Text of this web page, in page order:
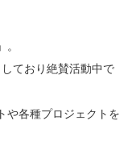
ており絶賛活動中で
や各種プロジェクトを